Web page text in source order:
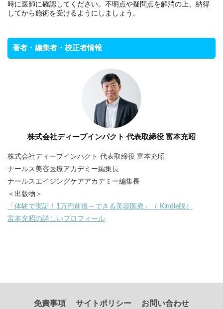
時に医師に確認してください。不明点や疑問点を解消の上、納得
してから施術を受けるようにしましょう。
著者・編集者・校正者情報
株式会社ディープインパクト 代表取締役 富本充昭
株式会社ディープインパクト 代表取締役 富本充昭
ナールス美容医療アカデミー編集長
ナールスエイジングケアアカデミー編集長
＜出版物＞
「体験で実証！1万円前後～できる美容医療」（ Kindle版）
富本充昭の詳しいプロフィール
免責事項 サイトポリシー お問い合わせ